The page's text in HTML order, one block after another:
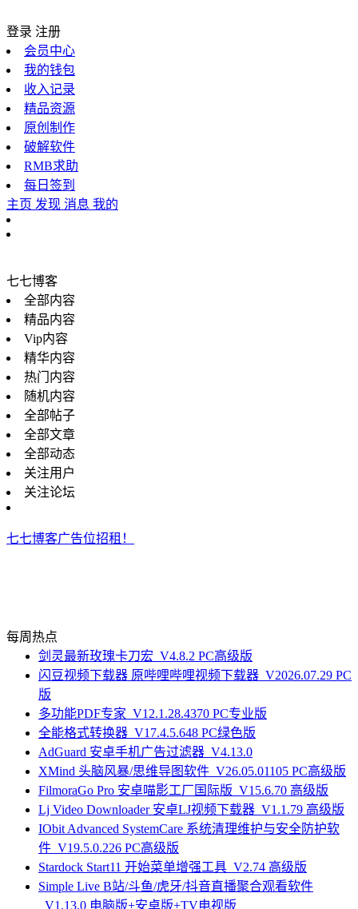
登录 注册
会员中心
我的钱包
收入记录
精品资源
原创制作
破解软件
RMB求助
每日签到
主页 发现 消息 我的
七七博客
全部内容
精品内容
Vip内容
精华内容
热门内容
随机内容
全部帖子
全部文章
全部动态
关注用户
关注论坛
七七博客广告位招租！
每周热点
剑灵最新玫瑰卡刀宏_V4.8.2 PC高级版
闪豆视频下载器 原哔哩哔哩视频下载器_V2026.07.29 PC
版
多功能PDF专家_V12.1.28.4370 PC专业版
全能格式转换器_V17.4.5.648 PC绿色版
AdGuard 安卓手机广告过滤器_V4.13.0
XMind 头脑风暴/思维导图软件_V26.05.01105 PC高级版
FilmoraGo Pro 安卓喵影工厂国际版_V15.6.70 高级版
Lj Video Downloader 安卓LJ视频下载器_V1.1.79 高级版
IObit Advanced SystemCare 系统清理维护与安全防护软
件_V19.5.0.226 PC高级版
Stardock Start11 开始菜单增强工具_V2.74 高级版
Simple Live B站/斗鱼/虎牙/抖音直播聚合观看软件
_V1.13.0 电脑版+安卓版+TV电视版